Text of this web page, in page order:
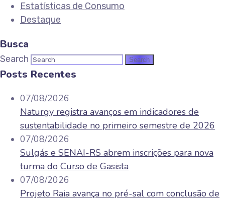
Estatísticas de Consumo
Destaque
Busca
Search
Posts Recentes
07/08/2026
Naturgy registra avanços em indicadores de
sustentabilidade no primeiro semestre de 2026
07/08/2026
Sulgás e SENAI-RS abrem inscrições para nova
turma do Curso de Gasista
07/08/2026
Projeto Raia avança no pré-sal com conclusão de